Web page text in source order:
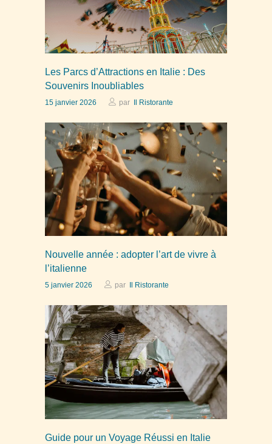
Les Parcs d’Attractions en Italie : Des
Souvenirs Inoubliables
15 janvier 2026 par Il Ristorante
Nouvelle année : adopter l’art de vivre à
l’italienne
5 janvier 2026 par Il Ristorante
Guide pour un Voyage Réussi en Italie